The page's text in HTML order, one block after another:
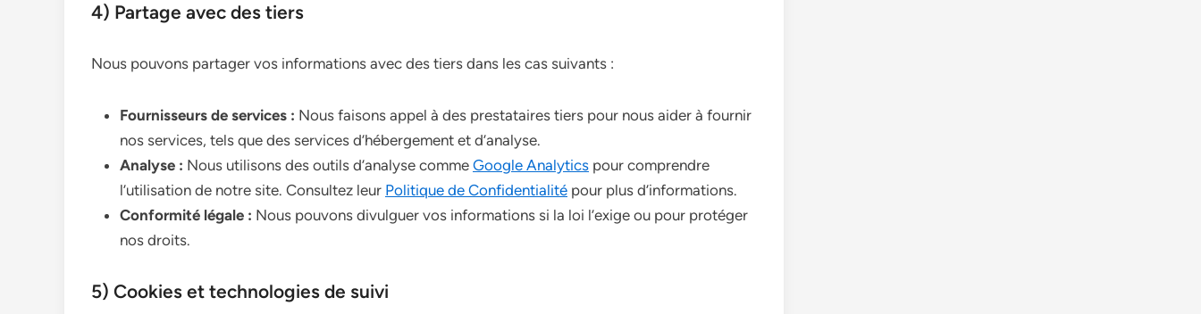
4) Partage avec des tiers
Nous pouvons partager vos informations avec des tiers dans les cas suivants :
Fournisseurs de services : Nous faisons appel à des prestataires tiers pour nous aider à fournir
nos services, tels que des services d’hébergement et d’analyse.
Analyse : Nous utilisons des outils d’analyse comme Google Analytics pour comprendre
l’utilisation de notre site. Consultez leur Politique de Confidentialité pour plus d’informations.
Conformité légale : Nous pouvons divulguer vos informations si la loi l’exige ou pour protéger
nos droits.
5) Cookies et technologies de suivi